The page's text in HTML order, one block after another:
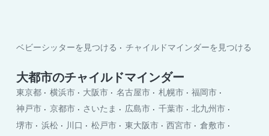
ベビーシッターを見つける チャイルドマインダーを見つける
大都市のチャイルドマインダー
東京都 横浜市 大阪市 名古屋市 札幌市
福岡市
神戸市
京都市 さいたま 広島市 千葉市
北九州市
堺市
浜松 川口 松戸市 東大阪市 西宮市
倉敷市